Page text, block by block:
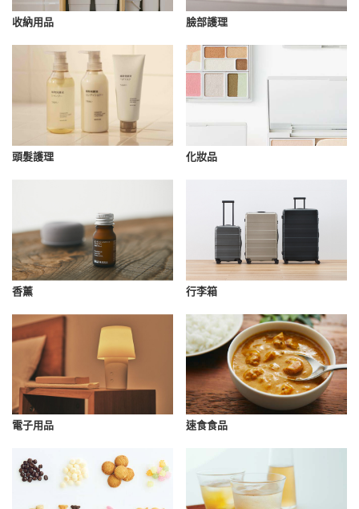
收納用品 臉部護理
頭髮護理 化妝品
香薰 行李箱
電子用品 速食食品